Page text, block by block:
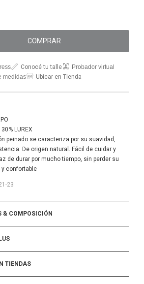
COMPRAR
Conocé tu talle
Probador virtual
medidas
Ubicar en Tienda
LUREX
peinado se caracteriza por su suavidad,
De origen natural. Fácil de cuidar y
de durar por mucho tiempo, sin perder su
confortable
23
& COMPOSICIÓN
TIENDAS